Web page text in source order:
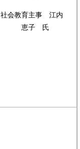
社会教育主事 江内
恵子 氏